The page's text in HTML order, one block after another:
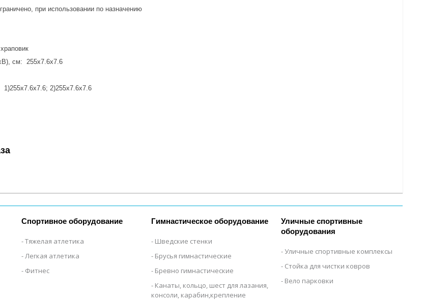
при использовании по назначению
см: 255х7.6х7.6
2)255х7.6х7.6
Спортивное оборудование
Тяжелая атлетика
Легкая атлетика
Фитнес
Гимнастическое оборудование
Шведские стенки
Брусья гимнастические
Бревно гимнастические
Канаты, кольцо, шест для лазания,
консоли, карабин,крепление
Уличные спортивные
оборудования
Уличные спортивные комплексы
Стойка для чистки ковров
Вело парковки